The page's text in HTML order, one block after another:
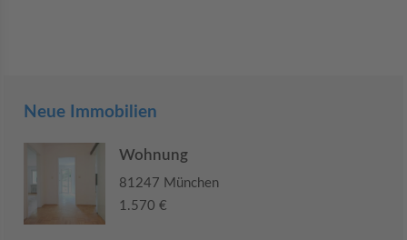
Neue Immobilien
Wohnung
81247 München
1.570 €